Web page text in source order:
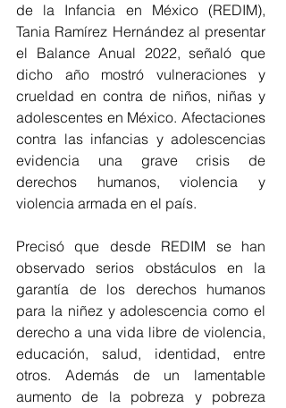
de la Infancia en México (REDIM),
Tania Ramírez Hernández al presentar
el Balance Anual 2022, señaló que
dicho año mostró vulneraciones y
crueldad en contra de niños, niñas y
adolescentes en México. Afectaciones
contra las infancias y adolescencias
evidencia una grave crisis de
derechos humanos, violencia y
violencia armada en el país.
Precisó que desde REDIM se han
observado serios obstáculos en la
garantía de los derechos humanos
para la niñez y adolescencia como el
derecho a una vida libre de violencia,
educación, salud, identidad, entre
otros. Además de un lamentable
aumento de la pobreza y pobreza